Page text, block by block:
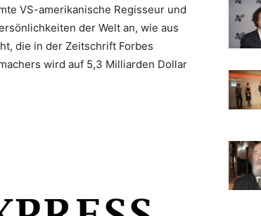
VS-amerikanische Regisseur und
der Welt an, wie aus
die in der Zeitschrift Forbes
wird auf 5,3 Milliarden Dollar